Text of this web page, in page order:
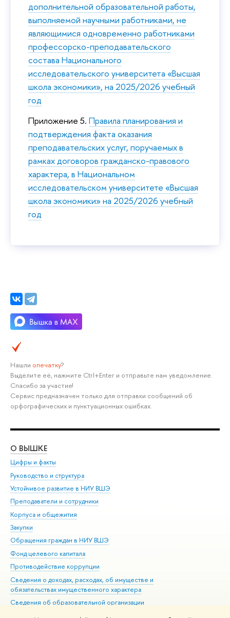
дополнительной образовательной работы,
выполняемой научными работниками, не
являющимися одновременно работниками
профессорско-преподавательского
состава Национального
исследовательского университета «Высшая
школа экономики», на 2025/2026 учебный
год
Приложение 5. Правила планирования и
подтверждения факта оказания
преподавательских услуг, поручаемых в
рамках договоров гражданско-правового
характера, в Национальном
исследовательском университете «Высшая
школа экономики» на 2025/2026 учебный
год
Нашли опечатку?
Выделите её, нажмите Ctrl+Enter и отправьте нам уведомление.
Спасибо за участие!
Сервис предназначен только для отправки сообщений об
орфографических и пунктуационных ошибках.
О ВЫШКЕ
Цифры и факты
Руководство и структура
Устойчивое развитие в НИУ ВШЭ
Преподаватели и сотрудники
Корпуса и общежития
Закупки
Обращения граждан в НИУ ВШЭ
Фонд целевого капитала
Противодействие коррупции
Сведения о доходах, расходах, об имуществе и
обязательствах имущественного характера
Сведения об образовательной организации
Людям с ограниченными возможностями здоровья